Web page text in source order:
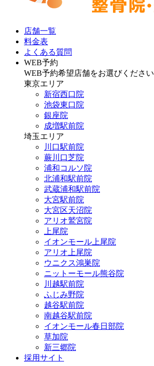
店舗一覧
料金表
よくある質問
WEB予約
WEB予約希望店舗をお選びください
東京エリア
新宿西口院
池袋東口院
銀座院
成増駅前院
埼玉エリア
川口駅前院
蕨川口芝院
浦和コルソ院
北浦和駅前院
武蔵浦和駅前院
大宮駅前院
大宮区天沼院
アリオ鷲宮院
上尾院
イオンモール上尾院
アリオ上尾院
ウニクス鴻巣院
ニットーモール熊谷院
川越駅前院
ふじみ野院
越谷駅前院
南越谷駅前院
イオンモール春日部院
草加院
新三郷院
採用サイト